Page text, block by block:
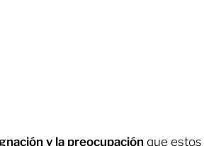
y la preocupación que estos